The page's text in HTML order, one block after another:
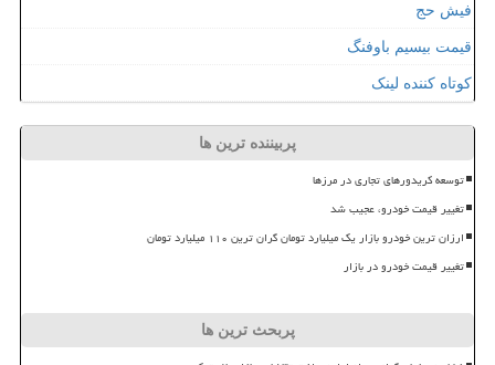
فیش حج
قیمت بیسیم باوفنگ
کوتاه کننده لینک
پربیننده ترین ها
توسعه کریدورهای تجاری در مرزها
تغییر قیمت خودرو، عجیب شد
ارزان ترین خودرو بازار یک میلیارد تومان گران ترین ۱۱۰ میلیارد تومان
تغییر قیمت خودرو در بازار
پربحث ترین ها